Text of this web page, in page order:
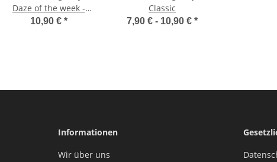
Daze of the week -
Large
10,90 € *
Classic
7,90 € - 10,90 € *
Informationen
Wir über uns